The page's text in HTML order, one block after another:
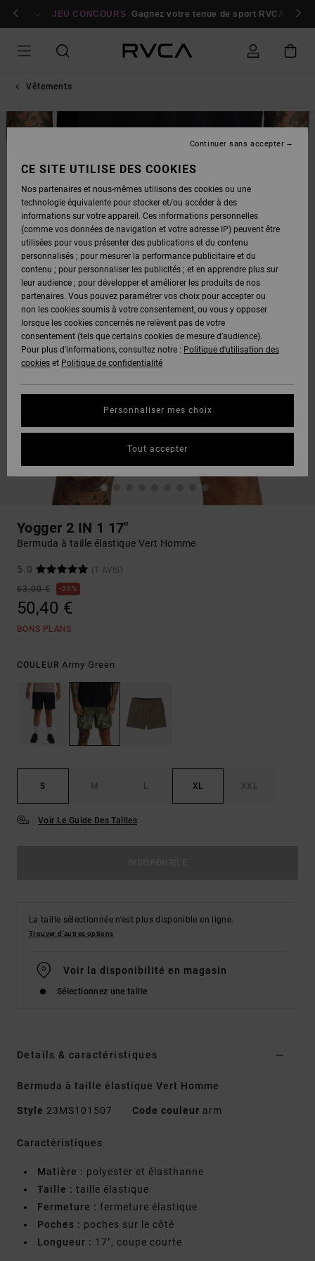
Se connecter / s'inscrire
JEU CONCOURS Gagnez votre tenue de sport RVCA
Vêtements
Yogger 2 IN 1 17"
Bermuda à taille élastique Vert Homme
5.0
(1 AVIS)
63,00 €
20%
50,40 €
BONS PLANS
COULEUR Army Green
S M L XL XXL
Voir Le Guide Des Tailles
La taille sélectionnée n'est plus disponible en ligne.
Trouver d'autres options
Voir la disponibilité en magasin
Sélectionnez une taille
Details & caractéristiques
Bermuda à taille élastique Vert Homme
Style 23MS101507 Code couleur arm
Caractéristiques
Matière : polyester et élasthanne
Taille : taille élastique
Fermeture : fermeture élastique
Poches : poches sur le côté
Longueur : 17", coupe courte
CE SITE UTILISE DES COOKIES
Nos partenaires et nous-mêmes utilisons des cookies ou une
technologie équivalente pour stocker et/ou accéder à des
informations sur votre appareil. Ces informations personnelles
(comme vos données de navigation et votre adresse IP) peuvent être
utilisées pour vous présenter des publications et du contenu
personnalisés ; pour mesurer la performance publicitaire et du
contenu ; pour personnaliser les publicités ; et en apprendre plus sur
leur audience ; pour développer et améliorer les produits de nos
partenaires. Vous pouvez paramétrer vos choix pour accepter ou
non les cookies soumis à votre consentement, ou vous y opposer
lorsque les cookies concernés ne relèvent pas de votre
consentement (tels que certains cookies de mesure d’audience).
Pour plus d'informations, consultez notre : Politique d'utilisation des
cookies et Politique de confidentialité
Personnaliser mes choix
Continuer sans accepter
Tout accepter